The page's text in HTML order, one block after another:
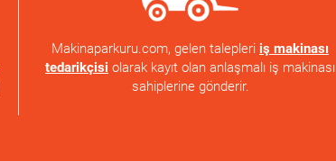
Makinaparkuru.com, gelen talepleri iş makinası
tedarikçisi olarak kayıt olan anlaşmalı iş makinası
sahiplerine gönderir.